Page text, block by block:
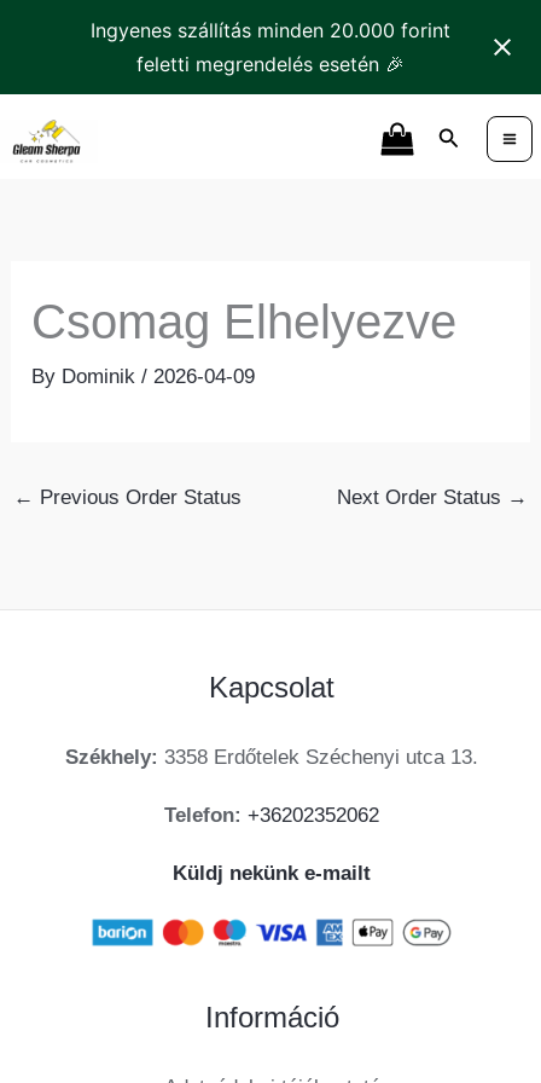
Ingyenes szállítás minden 20.000 forint
feletti megrendelés esetén 🎉
content
Search
Csomag Elhelyezve
By Dominik/2026-04-09
← Previous Order Status Next Order Status →
Kapcsolat
Székhely: 3358 Erdőtelek Széchenyi utca 13.
Telefon: +36202352062
Küldj nekünk e-mailt
Információ